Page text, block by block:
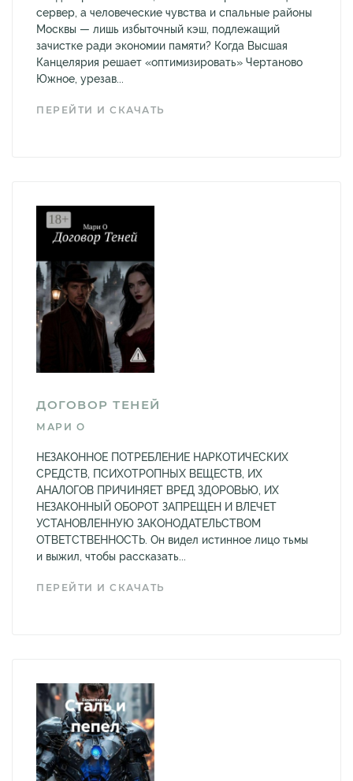
сервер, а человеческие чувства и спальные районы
Москвы — лишь избыточный кэш, подлежащий
зачистке ради экономии памяти? Когда Высшая
Канцелярия решает «оптимизировать» Чертаново
Южное, урезав...
ПЕРЕЙТИ И СКАЧАТЬ
ДОГОВОР ТЕНЕЙ
МАРИ О
НЕЗАКОННОЕ ПОТРЕБЛЕНИЕ НАРКОТИЧЕСКИХ
СРЕДСТВ, ПСИХОТРОПНЫХ ВЕЩЕСТВ, ИХ
АНАЛОГОВ ПРИЧИНЯЕТ ВРЕД ЗДОРОВЬЮ, ИХ
НЕЗАКОННЫЙ ОБОРОТ ЗАПРЕЩЕН И ВЛЕЧЕТ
УСТАНОВЛЕННУЮ ЗАКОНОДАТЕЛЬСТВОМ
ОТВЕТСТВЕННОСТЬ. Он видел истинное лицо тьмы
и выжил, чтобы рассказать...
ПЕРЕЙТИ И СКАЧАТЬ